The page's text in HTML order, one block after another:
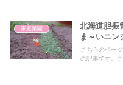
家庭菜園
北海道胆振
ま～いニン
こちらのペー
の記事です。